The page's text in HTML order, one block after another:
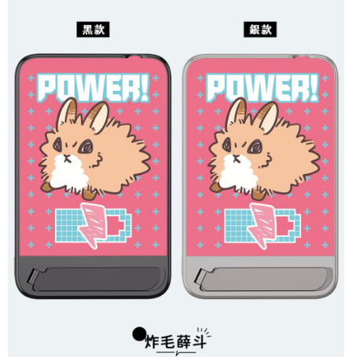
恩沛科技股份有限公司將有權停止該用戶之使用額度並採取法律行動。